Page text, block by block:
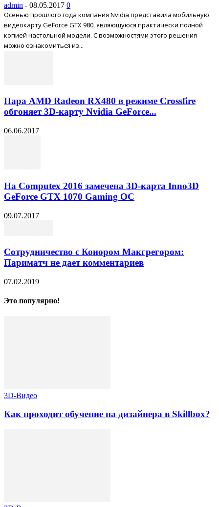
admin - 08.05.2017 0
Осенью прошлого года компания Nvidia представила мобильную
видеокарту GeForce GTX 980, являющуюся практически полной
копией настольной модели. С возможностями этого решения
можно ознакомиться из...
Пара AMD Radeon RX480 в режиме Crossfire
обгоняет 3D-карту Nvidia GeForce...
06.06.2017
На Computex 2016 замечена 3D-карта Inno3D
GeForce GTX 1070 Gaming OC
09.07.2017
Сотрудничество с Конором Макгрегором:
Париматч не дает комментариев
07.02.2019
Это популярно!
3D-Видео
Как проходит обучение на дизайнера в Skillbox?